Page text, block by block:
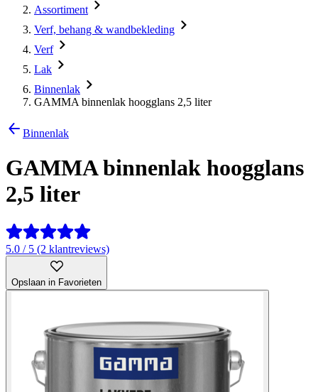
Assortiment
Verf, behang & wandbekleding
Verf
Lak
Binnenlak
GAMMA binnenlak hoogglans 2,5 liter
Binnenlak
GAMMA binnenlak hoogglans
2,5 liter
5.0 / 5 (2 klantreviews)
Opslaan in Favorieten